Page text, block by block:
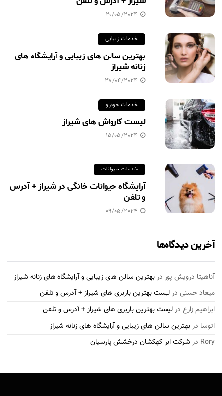
20/05/2024
خدمات زیبایی
بهترین سالن های زیبایی و آرایشگاه های
زنانه شیراز
27/04/2024
خدمات خودرو
لیست کارواش های شیراز
15/05/2024
خدمات حیوانات
آرایشگاه حیوانات خانگی در شیراز + آدرس
و تلفن
09/05/2024
آخرین دیدگاه‌ها
آناهیتا درویش پور دربهترین سالن های زیبایی و آرایشگاه های زنانه شیراز
میعاد حسنی درلیست بهترین باربری های شیراز + آدرس و تلفن
ابراهیم زارع درلیست بهترین باربری های شیراز + آدرس و تلفن
اتوسا دربهترین سالن های زیبایی و آرایشگاه های زنانه شیراز
Rory در شرکت ابر کهکشان درخشش پارسیان